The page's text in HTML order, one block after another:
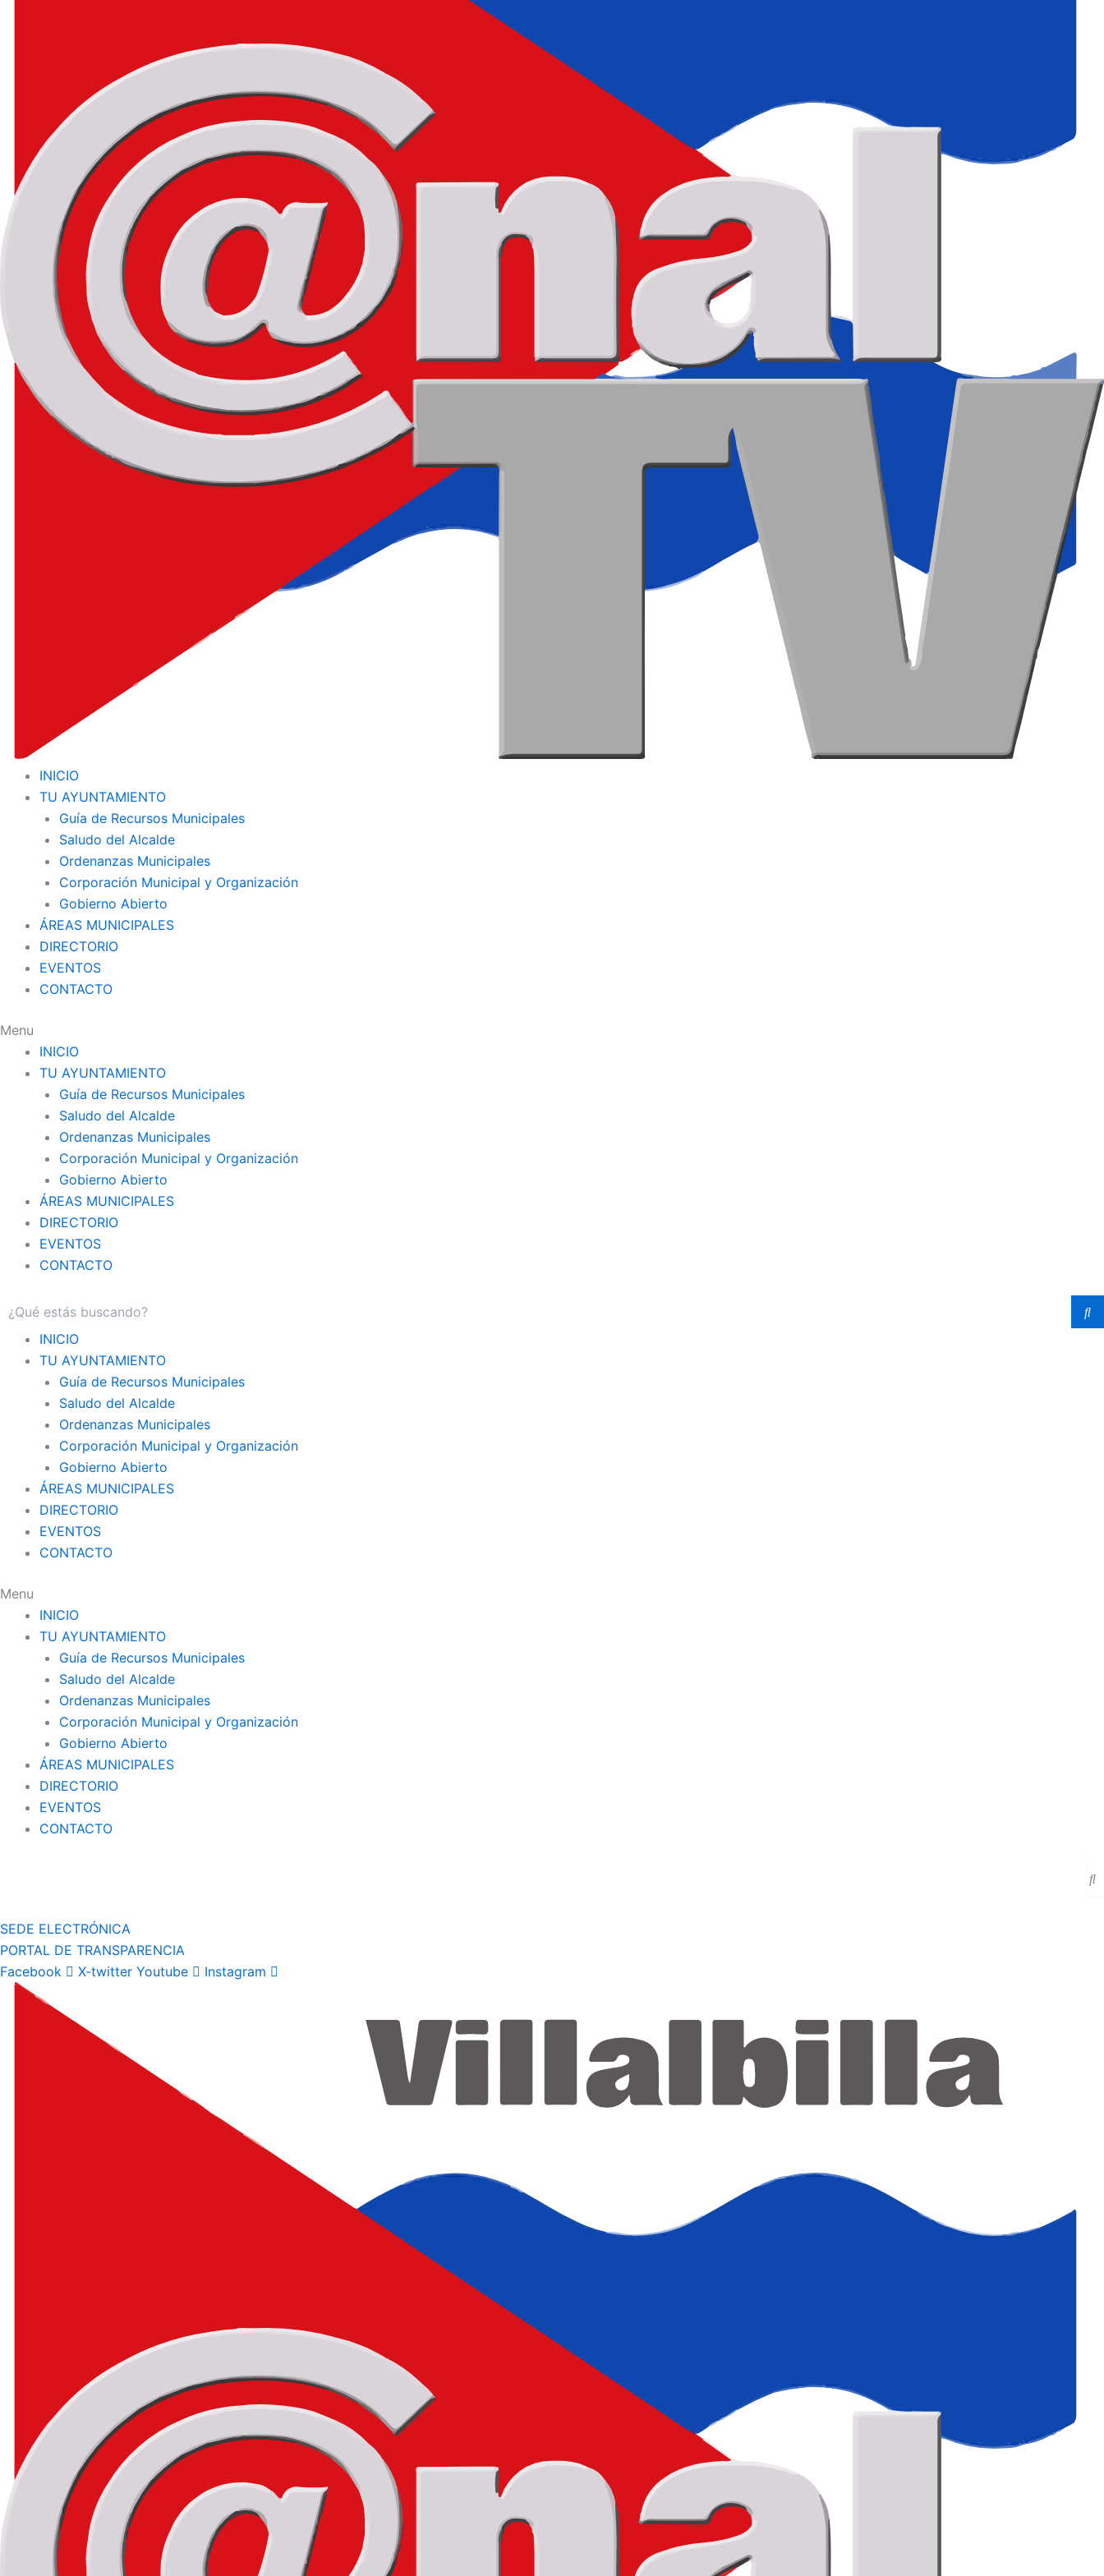
INICIO
TU AYUNTAMIENTO
Guía de Recursos Municipales
Saludo del Alcalde
Ordenanzas Municipales
Corporación Municipal y Organización
Gobierno Abierto
ÁREAS MUNICIPALES
DIRECTORIO
EVENTOS
CONTACTO
Menu
INICIO
TU AYUNTAMIENTO
Guía de Recursos Municipales
Saludo del Alcalde
Ordenanzas Municipales
Corporación Municipal y Organización
Gobierno Abierto
ÁREAS MUNICIPALES
DIRECTORIO
EVENTOS
CONTACTO
INICIO
TU AYUNTAMIENTO
Guía de Recursos Municipales
Saludo del Alcalde
Ordenanzas Municipales
Corporación Municipal y Organización
Gobierno Abierto
ÁREAS MUNICIPALES
DIRECTORIO
EVENTOS
CONTACTO
Menu
INICIO
TU AYUNTAMIENTO
Guía de Recursos Municipales
Saludo del Alcalde
Ordenanzas Municipales
Corporación Municipal y Organización
Gobierno Abierto
ÁREAS MUNICIPALES
DIRECTORIO
EVENTOS
CONTACTO
SEDE ELECTRÓNICA
PORTAL DE TRANSPARENCIA
Facebook
X-twitter Youtube Instagram